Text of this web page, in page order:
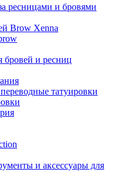
ресницами и бровями
Brow Xenna
бровей и ресниц
татуировки
и аксессуары для